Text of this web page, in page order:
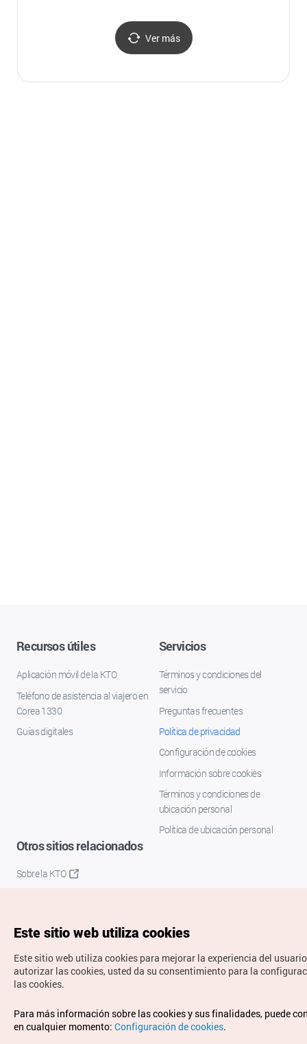
Ver más
Recursos útiles
Aplicación móvil de la KTO
Teléfono de asistencia al viajero en
Corea 1330
Guías digitales
Servicios
Términos y condiciones del
servicio
Preguntas frecuentes
Política de privacidad
Configuración de cookies
Información sobre cookies
Términos y condiciones de
ubicación personal
Política de ubicación personal
Otros sitios relacionados
Sobre la KTO
Copyrights © Organización de Turismo de Corea. Todos los
derechos reservados.
Para informes de errores y cuestiones relacionadas con el
Este sitio web utiliza cookies
Este sitio web utiliza cookies para mejorar la experiencia del
autorizar las cookies, usted da su consentimiento para la
las cookies.
Para más información sobre las cookies y sus finalidades, puede
en cualquier momento: Configuración de cookies.